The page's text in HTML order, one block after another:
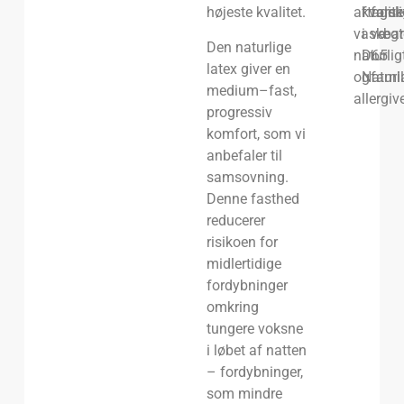
højeste kvalitet.
Den naturlige
latex giver en
medium–fast,
progressiv
komfort, som vi
anbefaler til
samsovning.
Denne fasthed
reducerer
risikoen for
midlertidige
fordybninger
omkring
tungere voksne
i løbet af natten
– fordybninger,
som mindre
og
i
D65
i